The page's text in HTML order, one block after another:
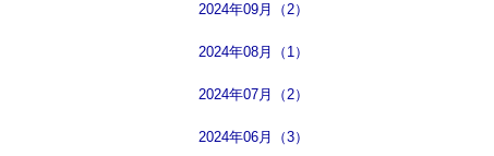
2024年09月（2）
2024年08月（1）
2024年07月（2）
2024年06月（3）